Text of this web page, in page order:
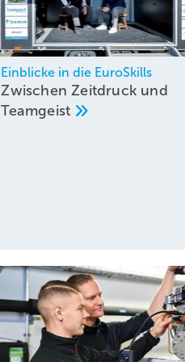
Einblicke in die EuroSkills
Zwischen Zeitdruck und
Teamgeist